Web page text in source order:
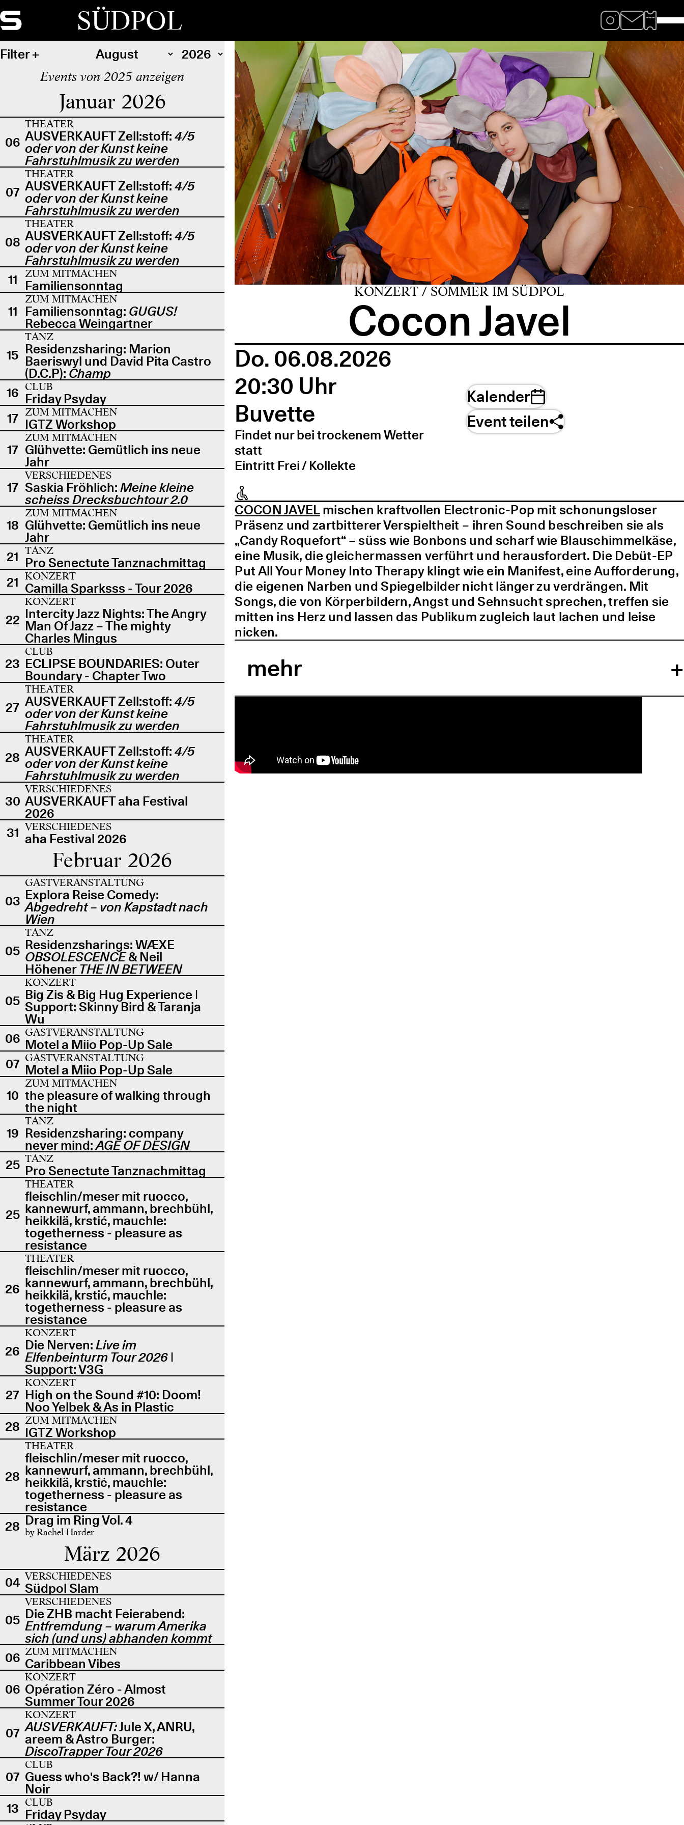
SÜDPOL
Filter
Events von 2025 anzeigen
Januar 2026
06
THEATER
AUSVERKAUFT Zell:stoff: 4/5
oder von der Kunst keine
Fahrstuhlmusik zu werden
07
THEATER
AUSVERKAUFT Zell:stoff: 4/5
oder von der Kunst keine
Fahrstuhlmusik zu werden
08
THEATER
AUSVERKAUFT Zell:stoff: 4/5
oder von der Kunst keine
Fahrstuhlmusik zu werden
11
ZUM MITMACHEN
Familiensonntag
11
ZUM MITMACHEN
Familiensonntag: GUGUS!
Rebecca Weingartner
15
TANZ
Residenzsharing: Marion
Baeriswyl und David Pita Castro
(D.C.P): Champ
16 CLUB
Friday Psyday
17 ZUM MITMACHEN
IGTZ Workshop
17
ZUM MITMACHEN
Glühvette: Gemütlich ins neue
Jahr
17
VERSCHIEDENES
Saskia Fröhlich: Meine kleine
scheiss Drecksbuchtour 2.0
18
ZUM MITMACHEN
Glühvette: Gemütlich ins neue
Jahr
21 TANZ
Pro Senectute Tanznachmittag
21 KONZERT
Camilla Sparksss - Tour 2026
22
KONZERT
Intercity Jazz Nights: The Angry
Man Of Jazz – The mighty
Charles Mingus
23
CLUB
ECLIPSE BOUNDARIES: Outer
Boundary - Chapter Two
27
THEATER
AUSVERKAUFT Zell:stoff: 4/5
oder von der Kunst keine
Fahrstuhlmusik zu werden
28
THEATER
AUSVERKAUFT Zell:stoff: 4/5
oder von der Kunst keine
Fahrstuhlmusik zu werden
30
VERSCHIEDENES
AUSVERKAUFT aha Festival
2026
31 VERSCHIEDENES
aha Festival 2026
Februar 2026
03
GASTVERANSTALTUNG
Explora Reise Comedy:
Abgedreht – von Kapstadt nach
Wien
05
TANZ
Residenzsharings: WÆXE
OBSOLESCENCE& Neil
Höhener THE IN BETWEEN
05
KONZERT
Big Zis & Big Hug Experience |
Support: Skinny Bird & Taranja
Wu
06 GASTVERANSTALTUNG
Motel a Miio Pop-Up Sale
07 GASTVERANSTALTUNG
Motel a Miio Pop-Up Sale
10
ZUM MITMACHEN
the pleasure of walking through
the night
19
TANZ
Residenzsharing: company
never mind:AGE OF DESIGN
25 TANZ
Pro Senectute Tanznachmittag
25
THEATER
fleischlin/meser mit ruocco,
kannewurf, ammann, brechbühl,
heikkilä, krstić, mauchle:
togetherness - pleasure as
resistance
26
THEATER
fleischlin/meser mit ruocco,
kannewurf, ammann, brechbühl,
heikkilä, krstić, mauchle:
togetherness - pleasure as
resistance
26
KONZERT
Die Nerven:Live im
Elfenbeinturm Tour 2026 |
Support: V3G
27
KONZERT
High on the Sound #10: Doom!
Noo Yelbek & As in Plastic
28 ZUM MITMACHEN
IGTZ Workshop
28
THEATER
fleischlin/meser mit ruocco,
kannewurf, ammann, brechbühl,
heikkilä, krstić, mauchle:
togetherness - pleasure as
resistance
28 Drag im Ring Vol. 4
by Rachel Harder
März 2026
04 VERSCHIEDENES
Südpol Slam
05
VERSCHIEDENES
Die ZHB macht Feierabend:
Entfremdung – warum Amerika
sich (und uns) abhanden kommt
06 ZUM MITMACHEN
Caribbean Vibes
06
KONZERT
Opération Zéro - Almost
Summer Tour 2026
07
KONZERT
AUSVERKAUFT:Jule X, ANRU,
areem & Astro Burger:
DiscoTrapper Tour 2026
07
CLUB
Guess who's Back?! w/ Hanna
Noir
13 CLUB
Friday Psyday
KONZERT / SOMMER IM SÜDPOL
Cocon Javel
Do. 06.08.2026
20:30 Uhr
Buvette
Findet nur bei trockenem Wetter
statt
Eintritt Frei / Kollekte
Kalender
Event teilen
COCON JAVELmischen kraftvollen Electronic-Pop mit schonungsloser
Präsenz und zartbitterer Verspieltheit – ihren Sound beschreiben sie als
„Candy Roquefort“ – süss wie Bonbons und scharf wie Blauschimmelkäse,
eine Musik, die gleichermassen verführt und herausfordert. Die Debüt-EP
Put All Your Money Into Therapy klingt wie ein Manifest, eine Aufforderung,
die eigenen Narben und Spiegelbilder nicht länger zu verdrängen. Mit
Songs, die von Körperbildern, Angst und Sehnsucht sprechen, treffen sie
mitten ins Herz und lassen das Publikum zugleich laut lachen und leise
nicken.
mehr